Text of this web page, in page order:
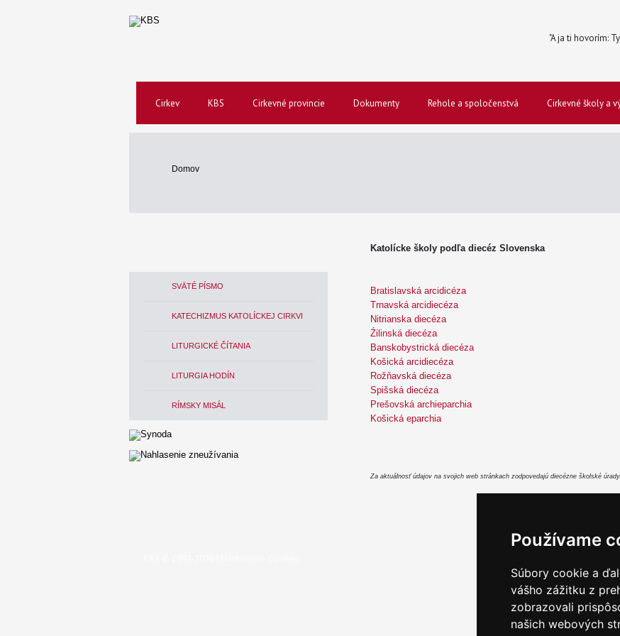
Používame
Súbory cookie a
vášho zážitku z
zobrazovali
našich webových
"A ja ti hovorím:
Cirkev KBS Cirkevné provincie Dokumenty Rehole a spoločenstvá Cirkevné školy a
Domov
SVÄTÉ PÍSMO
KATECHIZMUS KATOLÍCKEJ CIRKVI
LITURGICKÉ ČÍTANIA
LITURGIA HODÍN
RÍMSKY MISÁL
Katolícke školy podľa diecéz Slovenska
Bratislavská arcidicéza
Trnavská arcidiecéza
Nitrianska diecéza
Źilinská diecéza
Banskobystrická diecéza
Košická arcidiecéza
Rožňavská diecéza
Spišská diecéza
Prešovská archieparchia
Košická eparchia
Za aktuálnosť údajov na svojich web stránkach zodpovedajú diecézne školské úrady